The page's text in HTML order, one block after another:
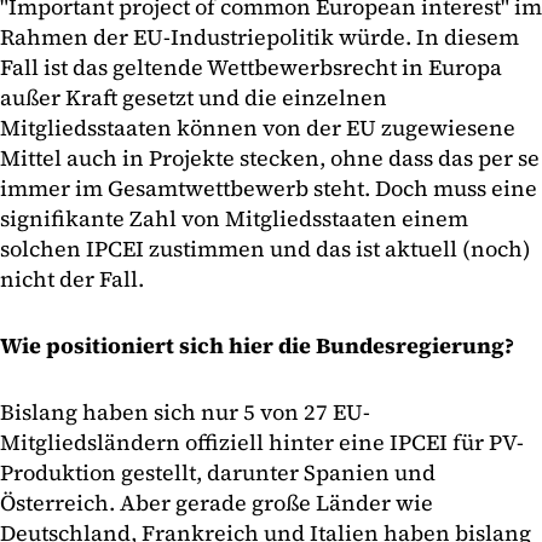
"Important project of common European interest" im
Rahmen der EU-Industriepolitik würde. In diesem
Fall ist das geltende Wettbewerbsrecht in Europa
außer Kraft gesetzt und die einzelnen
Mitgliedsstaaten können von der EU zugewiesene
Mittel auch in Projekte stecken, ohne dass das per se
immer im Gesamtwettbewerb steht. Doch muss eine
signifikante Zahl von Mitgliedsstaaten einem
solchen IPCEI zustimmen und das ist aktuell (noch)
nicht der Fall.
Wie positioniert sich hier die Bundesregierung?
Bislang haben sich nur 5 von 27 EU-
Mitgliedsländern offiziell hinter eine IPCEI für PV-
Produktion gestellt, darunter Spanien und
Österreich. Aber gerade große Länder wie
Deutschland, Frankreich und Italien haben bislang